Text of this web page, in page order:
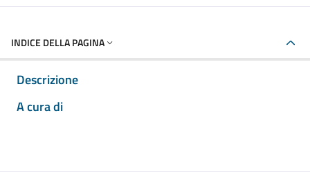
INDICE DELLA PAGINA
Descrizione
A cura di